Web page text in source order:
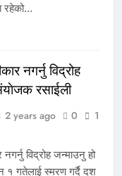
रहेको…
नगर्नु विद्रोह
रसाईली
2 years ago 0
1
नगर्नु विद्रोह जन्माउनु हो
गतेलाई स्मरण गर्दै दश